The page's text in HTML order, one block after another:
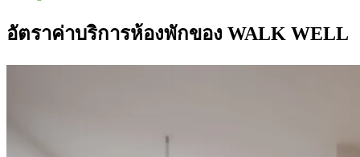
อัตราค่าบริการห้องพักของ WALK WELL